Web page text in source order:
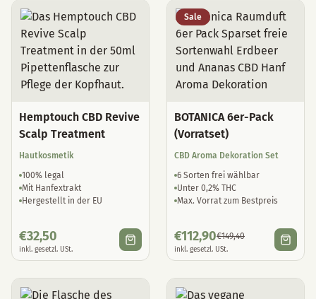
Hemptouch CBD Revive
Scalp Treatment
Hautkosmetik
100% legal
Mit Hanfextrakt
Hergestellt in der EU
€32,50
inkl. gesetzl. USt.
Sale
BOTANICA 6er-Pack
(Vorratset)
CBD Aroma Dekoration Set
6 Sorten frei wählbar
Unter 0,2% THC
Max. Vorrat zum Bestpreis
€112,90€149,40
inkl. gesetzl. USt.